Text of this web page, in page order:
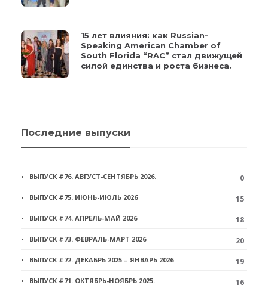
15 лет влияния: как Russian-
Speaking American Chamber of
South Florida “RAC” стал движущей
силой единства и роста бизнеса.
Последние выпуски
ВЫПУСК #76. АВГУСТ-СЕНТЯБРЬ 2026. 0
ВЫПУСК #75. ИЮНЬ-ИЮЛЬ 2026 15
ВЫПУСК #74. АПРЕЛЬ-МАЙ 2026 18
ВЫПУСК #73. ФЕВРАЛЬ-МАРТ 2026 20
ВЫПУСК #72. ДЕКАБРЬ 2025 – ЯНВАРЬ 2026 19
ВЫПУСК #71. ОКТЯБРЬ-НОЯБРЬ 2025. 16